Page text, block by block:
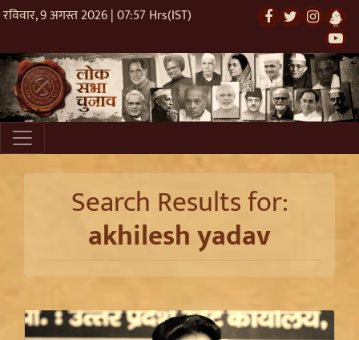
रविवार, 9 अगस्त 2026 | 07:57 Hrs(IST)
Search Results for:
akhilesh yadav